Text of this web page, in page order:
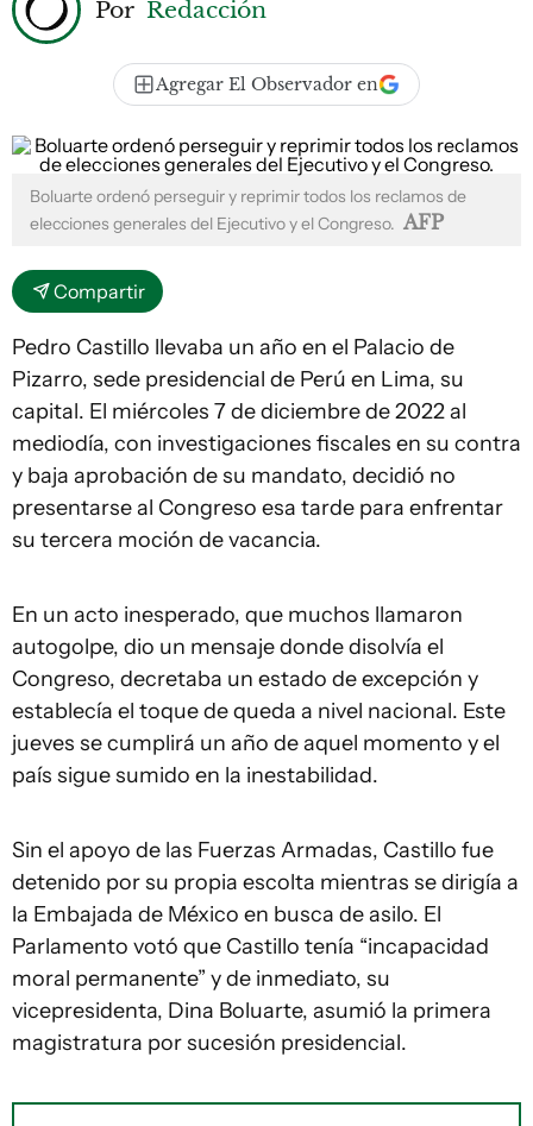
Por Redacción
Agregar El Observador en
Boluarte ordenó perseguir y reprimir todos los reclamos de
elecciones generales del Ejecutivo y el Congreso. AFP
Compartir
Pedro Castillo llevaba un año en el Palacio de
Pizarro, sede presidencial de Perú en Lima, su
capital. El miércoles 7 de diciembre de 2022 al
mediodía, con investigaciones fiscales en su contra
y baja aprobación de su mandato, decidió no
presentarse al Congreso esa tarde para enfrentar
su tercera moción de vacancia.
En un acto inesperado, que muchos llamaron
autogolpe, dio un mensaje donde disolvía el
Congreso, decretaba un estado de excepción y
establecía el toque de queda a nivel nacional. Este
jueves se cumplirá un año de aquel momento y el
país sigue sumido en la inestabilidad.
Sin el apoyo de las Fuerzas Armadas, Castillo fue
detenido por su propia escolta mientras se dirigía a
la Embajada de México en busca de asilo. El
Parlamento votó que Castillo tenía “incapacidad
moral permanente” y de inmediato, su
vicepresidenta, Dina Boluarte, asumió la primera
magistratura por sucesión presidencial.